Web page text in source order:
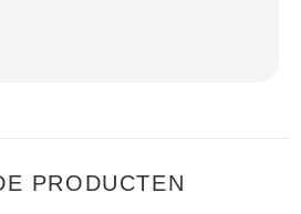
PRODUCTEN